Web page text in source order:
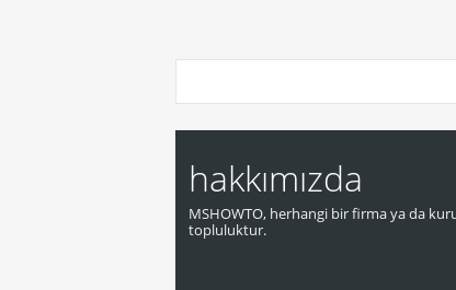
hakkımızda
MSHOWTO, herhangi bir firma ya da
topluluktur.